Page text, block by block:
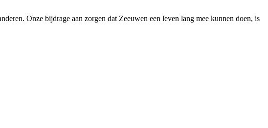
Onze bijdrage aan zorgen dat Zeeuwen een leven lang mee kunnen doen, is